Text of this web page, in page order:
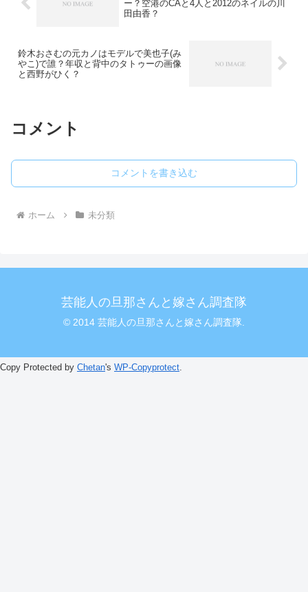
ー？空港のCAと4人と2012のネイルの川
田由香？
鈴木おさむの元カノはモデルで美也子(み
やこ)で誰？年収と背中のタトゥーの画像
と西野がひく？
コメント
コメントを書き込む
ホーム 未分類
芸能人の旦那さんと嫁さん調査隊
© 2014 芸能人の旦那さんと嫁さん調査隊.
Copy Protected by Chetan's WP-Copyprotect.